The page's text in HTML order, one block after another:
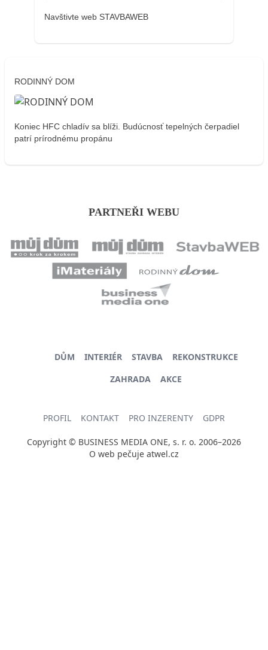
Navštivte web STAVBAWEB
RODINNÝ DOM
Koniec HFC chladív sa blíži. Budúcnosť tepelných čerpadiel
patrí prírodnému propánu
PARTNEŘI WEBU
DŮM INTERIÉR STAVBA
REKONSTRUKCE
ZAHRADA
AKCE
PROFIL KONTAKT PRO INZERENTY GDPR
Copyright © BUSINESS MEDIA ONE, s. r. o. 2006–2026